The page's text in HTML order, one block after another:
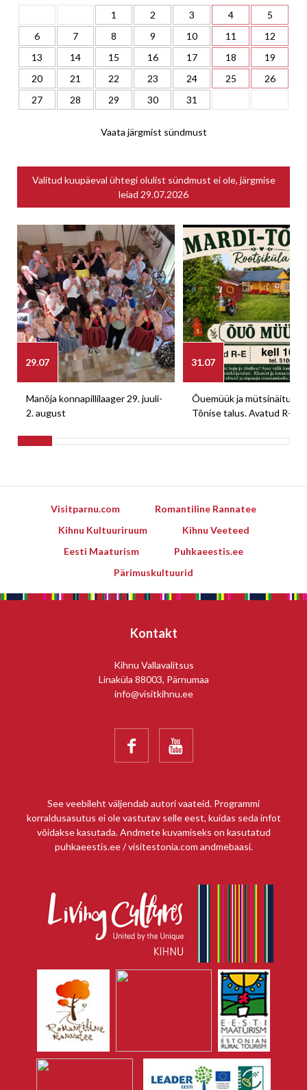
1 2 3 4
5
6
7 8 9 10 11
12
13
14 15 16 17 18
19
20
21 22 23 24 25
26
27
28 29 30 31
Vaata järgmist sündmust
Valitud kuupäeval ühtegi olulist sündmust ei ole, järgmise
leiad 29.07.2026
29.07
Manõja konnapillilaager 29. juuli-
2. august
31.07
Õuemüük ja mütsinäitus
Tõnise talus. Avatud R-E
Visitparnu.com
Romantiline Rannatee
Kihnu Kultuuriruum
Kihnu Veeteed
Eesti Maaturism
Puhkaeestis.ee
Pärimuskultuurid
Kontakt
Kihnu Vallavalitsus
Linaküla 88003, Pärnumaa
info@visitkihnu.ee
 
See veebileht väljendab autori vaateid. Programmi
korraldusasutus ei ole vastutav selle eest, kuidas seda infot
võidakse kasutada. Andmete kuvamiseks on kasutatud
puhkaeestis.ee / visitestonia.com andmebaasi.